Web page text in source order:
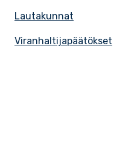
Lautakunnat
Viranhaltijapäätökset